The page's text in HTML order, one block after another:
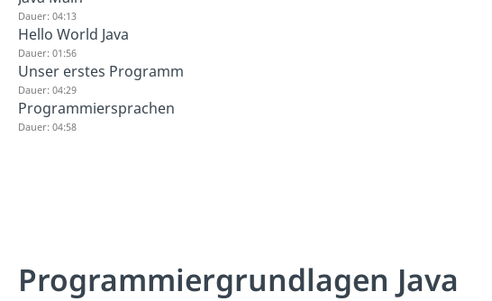
Dauer: 04:13
Hello World Java
Dauer: 01:56
Unser erstes Programm
Dauer: 04:29
Programmiersprachen
Dauer: 04:58
Programmiergrundlagen Java